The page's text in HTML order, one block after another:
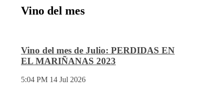
Vino del mes
Vino del mes de Julio: PERDIDAS EN
EL MARIÑANAS 2023
5:04 PM 14 Jul 2026